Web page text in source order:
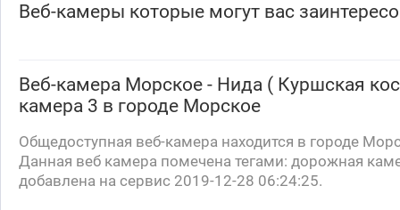
Веб-камеры которые могут вас
Веб-камера Морское - Нида ( Куршская
камера 3 в городе Морское
Общедоступная веб-камера находится в городе
Данная веб камера помечена тегами: дорожная
добавлена на сервис 2019-12-28 06:24:25.